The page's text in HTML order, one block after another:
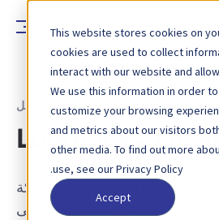
This website stores cookies on
cookies are used to collect
interact with our website and
We use this information in order
customize your browsing
and metrics about our visitors
other media. To find out more
use, see our Privacy Policy.
Accept
موصلات التكامل
تربط Qvalia مستخدمي Lundify Bjorn Lunden بشبكة
Peppol. تتم إدارة الفواتير في Qvalia ونقلها تلقائيًا إلى